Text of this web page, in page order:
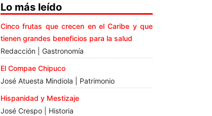
Lo más leído
Cinco frutas que crecen en el Caribe y que
tienen grandes beneficios para la salud
Redacción | Gastronomía
El Compae Chipuco
José Atuesta Mindiola | Patrimonio
Hispanidad y Mestizaje
José Crespo | Historia